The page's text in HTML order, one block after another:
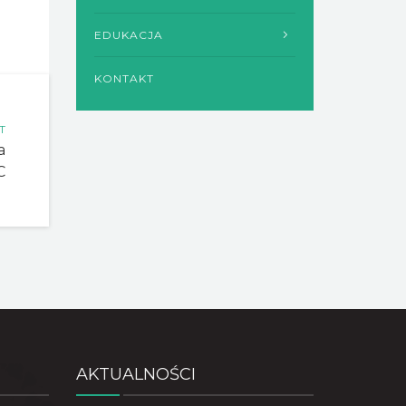
EDUKACJA
KONTAKT
AKTUALNOŚCI